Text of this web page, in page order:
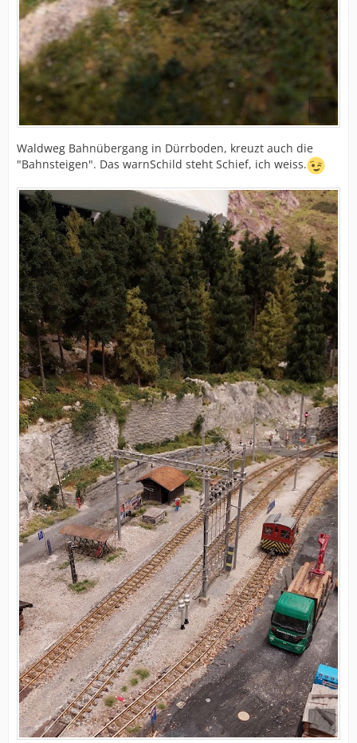
Waldweg Bahnübergang in Dürrboden, kreuzt auch die
"Bahnsteigen". Das warnSchild steht Schief, ich weiss.